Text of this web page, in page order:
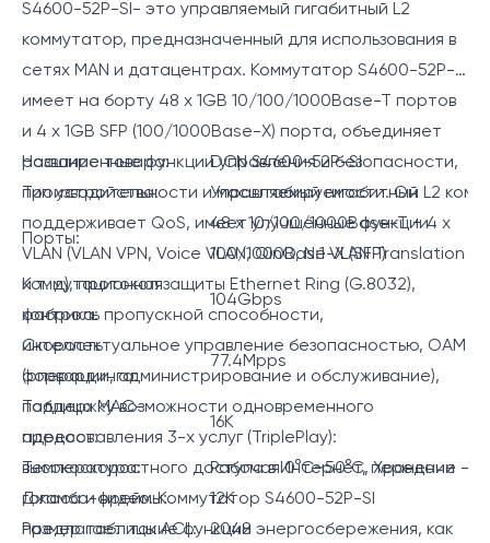
S4600-52P-SI- это управляемый гигабитный L2
коммутатор, предназначенный для использования в
сетях MAN и датацентрах. Коммутатор S4600-52P-SI
имеет на борту 48 x 1GB 10/100/1000Base-T портов
и 4 х 1GB SFP (100/1000Base-X) порта, объединяет
расширенные функции управления и безопасности,
производительности и масштабируемости. Он
поддерживает QoS, имеет улучшенные функции
VLAN (VLAN VPN, Voice VLAN, QinQ, N:1 VLAN Translation
и т. д), протокол защиты Ethernet Ring (G.8032),
контроль пропускной способности,
интеллектуальное управление безопасностью, OAM
(операции, администрирование и обслуживание),
поддержку возможности одновременного
предоставления 3-х услуг (TriplePlay):
высокоскоростного доступа в Интернет, передачи
голоса и видео. Коммутатор S4600-52P-SI
предлагает такие функции энергосбережения, как
Название товара:
DCN S4600-52P-SI
Тип устройства:
Управляемый гигабитный L2
Порты:
48 x 10/100/1000Base-T + 4 x
100/1000Base-X (SFP)
Коммутационная
фабрика:
104Gbps
Скорость
форвардинга:
77.4Mpps
Таблица MAC-
адресов:
16K
Температура:
Рабочая 0°C~50°C, Хранение -
Джамбо-фреймы:
12K
Размер таблицы ACL:
2048